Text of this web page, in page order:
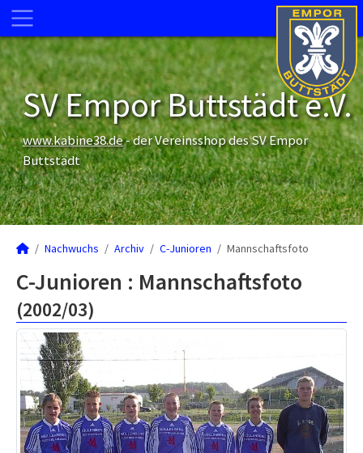
SV Empor Buttstädt e.V.
www.kabine38.de- der Vereinsshop des SV Empor
Buttstädt
Nachwuchs Archiv C-Junioren Mannschaftsfoto
C-Junioren : Mannschaftsfoto
(2002/03)